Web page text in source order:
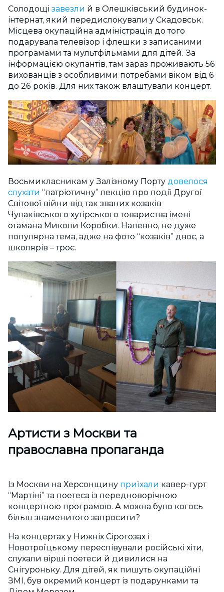
Солодощі завезли й в Олешківський будинок-
інтернат, який передислокували у Скадовськ.
Місцева окупаційна адміністрація до того
подарувала телевізор і флешки з записаними
програмами та мультфільмами для дітей. За
інформацією окупантів, там зараз проживають 56
вихованців з особливими потребами віком від 6
до 26 років. Для них також влаштували концерт.
Восьмикласникам у Залізному Порту довелося
слухати “патріотичну” лекцію про події Другої
Світової війни від так званих козаків
Чулаківського хутірського товариства імені
отамана Миколи Коробки. Напевно, не дуже
популярна тема, адже на фото “козаків” двоє, а
школярів – троє.
Артисти з Москви та
православна пропаганда
Із Москви на Херсонщину приїхали кавер-гурт
“Мартіні” та поетеса із передноворічною
концертною програмою. А можна було когось
більш знаменитого запросити?
На концертах у Нижніх Сірогозах і
Новотроїцькому переспівували російські хіти,
слухали вірші поетеси й дивилися на
Снігуроньку. Для дітей, як пишуть окупаційні
ЗМІ, був окремий концерт із подарунками та